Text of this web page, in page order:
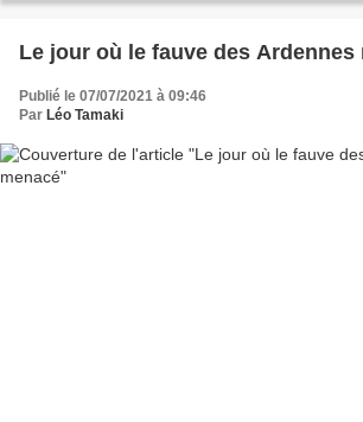
Le jour où le fauve des Ardennes
Publié le 07/07/2021 à 09:46
Par Léo Tamaki